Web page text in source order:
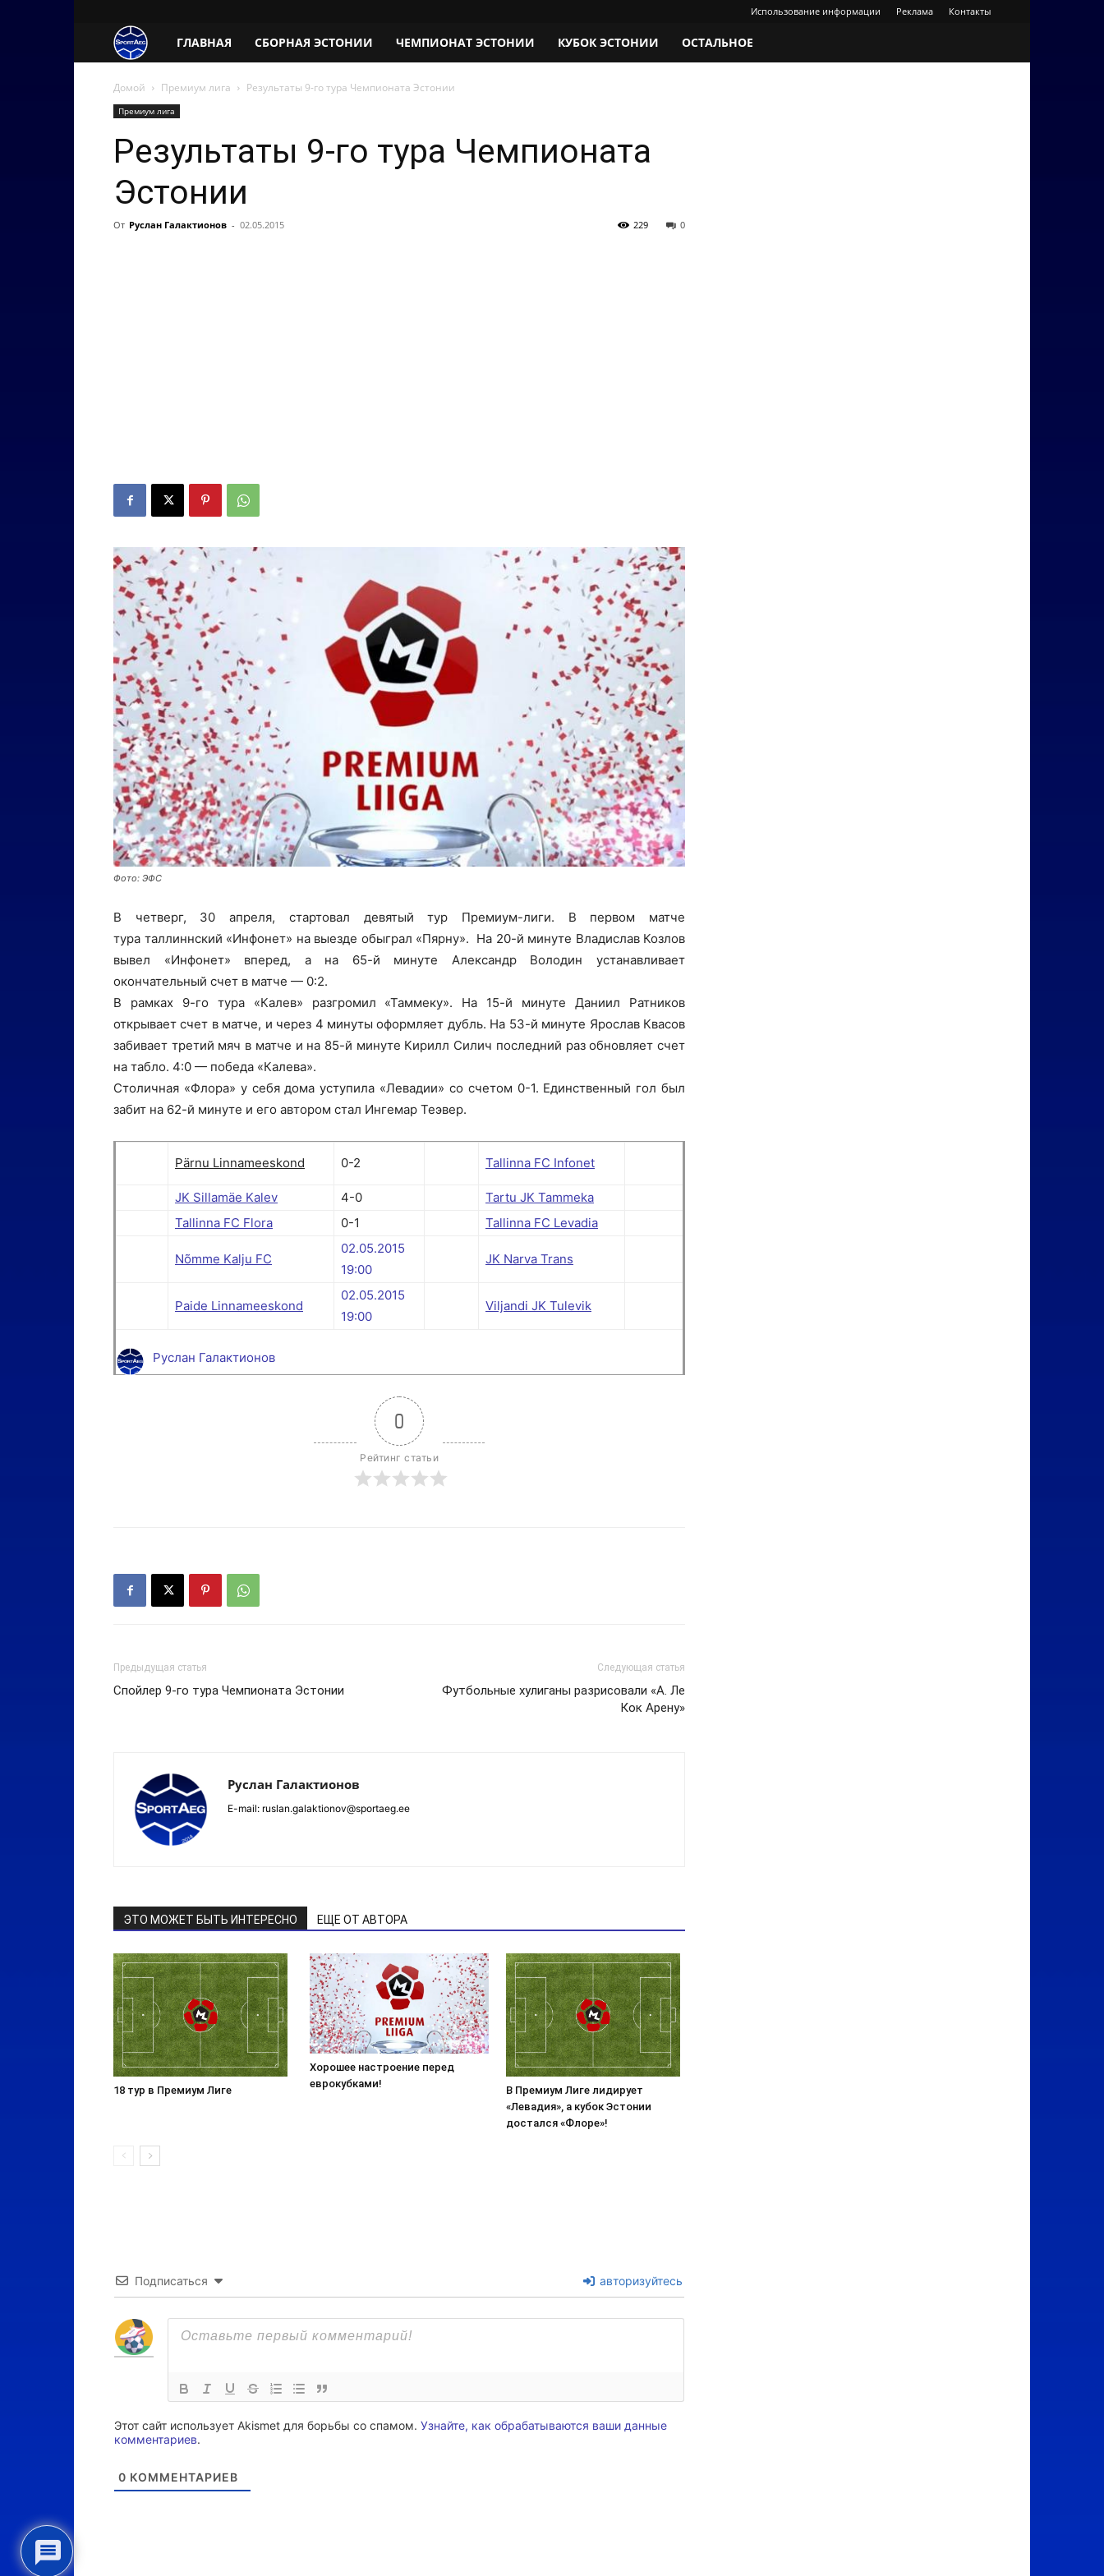
Использование информации Реклама Контакты
SportAeg.EE
ГЛАВНАЯ СБОРНАЯ ЭСТОНИИ ЧЕМПИОНАТ ЭСТОНИИ КУБОК ЭСТОНИИ ОСТАЛЬНОЕ
Домой Премиум лига Результаты 9-го тура Чемпионата Эстонии
Премиум лига
Результаты 9-го тура Чемпионата
Эстонии
От Руслан Галактионов - 02.05.2015 0
229
Фото: ЭФС
В четверг, 30 апреля, стартовал девятый тур Премиум-лиги. В первом матче
тура таллиннский «Инфонет» на выезде обыграл «Пярну». На 20-й минуте Владислав Козлов
вывел «Инфонет» вперед, а на 65-й минуте Александр Володин устанавливает
окончательный счет в матче — 0:2.
В рамках 9-го тура «Калев» разгромил «Таммеку». На 15-й минуте Даниил Ратников
открывает счет в матче, и через 4 минуты оформляет дубль. На 53-й минуте Ярослав Квасов
забивает третий мяч в матче и на 85-й минуте Кирилл Силич последний раз обновляет счет
на табло. 4:0 — победа «Калева».
Столичная «Флора» у себя дома уступила «Левадии» со счетом 0-1. Единственный гол был
забит на 62-й минуте и его автором стал Ингемар Теэвер.
Pärnu Linnameeskond 0-2 Tallinna FC Infonet
JK Sillamäe Kalev 4-0
Tartu JK Tammeka
Tallinna FC Flora
0-1 Tallinna FC Levadia
Nõmme Kalju FC
02.05.2015
19:00
JK Narva Trans
Paide Linnameeskond
02.05.2015
19:00
Viljandi JK Tulevik
Руслан Галактионов
0
Рейтинг статьи
Предыдущая статья
Спойлер 9-го тура Чемпионата Эстонии
Следующая статья
Футбольные хулиганы разрисовали «А. Ле
Кок Арену»
Руслан Галактионов
E-mail: ruslan.galaktionov@sportaeg.ee
ЭТО МОЖЕТ БЫТЬ ИНТЕРЕСНО ЕЩЕ ОТ АВТОРА
18 тур в Премиум Лиге
Хорошее настроение перед
еврокубками!
В Премиум Лиге лидирует
«Левадия», а кубок Эстонии
достался «Флоре»!
Подписаться авторизуйтесь
Этот сайт использует Akismet для борьбы со спамом. Узнайте, как обрабатываются ваши данные
комментариев.
0 КОММЕНТАРИЕВ